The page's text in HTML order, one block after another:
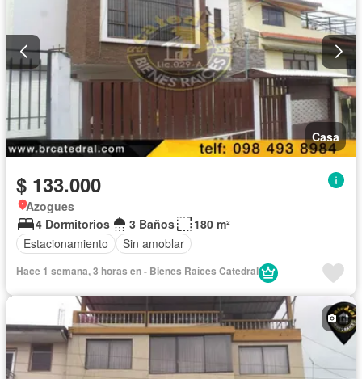
Casa
$ 133.000
Azogues
4 Dormitorios
3 Baños
180 m²
Estacionamiento
Sin amoblar
Hace 1 semana, 3 horas en - Bienes Raíces Catedral